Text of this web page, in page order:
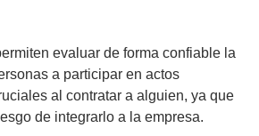
evaluar de forma confiable la
a participar en actos
al contratar a alguien, ya que
de integrarlo a la empresa.